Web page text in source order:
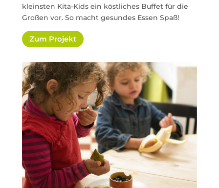
kleinsten Kita-Kids ein köstliches Buffet für die
Großen vor. So macht gesundes Essen Spaß!
Zum Projekt